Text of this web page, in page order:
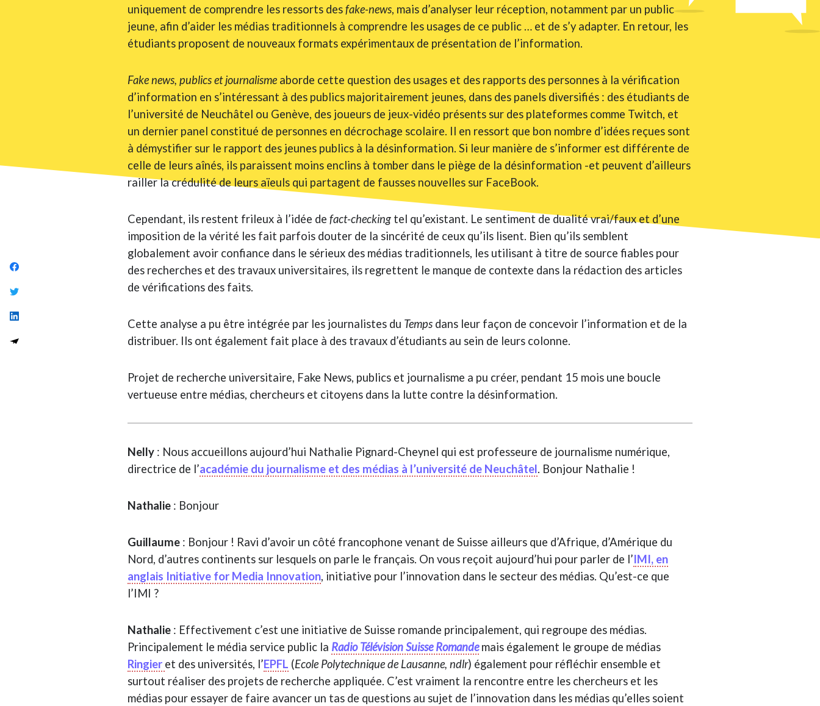
uniquement de comprendre les ressorts desfake-news, mais d’analyser leur réception, notamment par un public
jeune, afin d’aider les médias traditionnels à comprendre les usages de ce public … et de s’y adapter. En retour, les
étudiants proposent de nouveaux formats expérimentaux de présentation de l’information.
Fake news, publics et journalisme aborde cette question des usages et des rapports des personnes à la vérification
d’information en s’intéressant à des publics majoritairement jeunes, dans des panels diversifiés : des étudiants de
l’université de Neuchâtel ou Genève, des joueurs de jeux-vidéo présents sur des plateformes comme Twitch, et
un dernier panel constitué de personnes en décrochage scolaire. Il en ressort que bon nombre d’idées reçues sont
à démystifier sur le rapport des jeunes publics à la désinformation. Si leur manière de s’informer est différente de
celle de leurs aînés, ils paraissent moins enclins à tomber dans le piège de la désinformation -et peuvent d’ailleurs
railler la crédulité de leurs aïeuls qui partagent de fausses nouvelles sur FaceBook.
Cependant, ils restent frileux à l’idée de fact-checking tel qu’existant. Le sentiment de dualité vrai/faux et d’une
imposition de la vérité les fait parfois douter de la sincérité de ceux qu’ils lisent. Bien qu’ils semblent
globalement avoir confiance dans le sérieux des médias traditionnels, les utilisant à titre de source fiables pour
des recherches et des travaux universitaires, ils regrettent le manque de contexte dans la rédaction des articles
de vérifications des faits.
Cette analyse a pu être intégrée par les journalistes du Temps dans leur façon de concevoir l’information et de la
distribuer. Ils ont également fait place à des travaux d’étudiants au sein de leurs colonne.
Projet de recherche universitaire, Fake News, publics et journalisme a pu créer, pendant 15 mois une boucle
vertueuse entre médias, chercheurs et citoyens dans la lutte contre la désinformation.
Nelly : Nous accueillons aujourd’hui Nathalie Pignard-Cheynel qui est professeure de journalisme numérique,
directrice de l’académie du journalisme et des médias à l’université de Neuchâtel. Bonjour Nathalie !
Nathalie : Bonjour
Guillaume : Bonjour ! Ravi d’avoir un côté francophone venant de Suisse ailleurs que d’Afrique, d’Amérique du
Nord, d’autres continents sur lesquels on parle le français. On vous reçoit aujourd’hui pour parler de l’IMI, en
anglais Initiative for Media Innovation, initiative pour l’innovation dans le secteur des médias. Qu’est-ce que
l’IMI ?
Nathalie : Effectivement c’est une initiative de Suisse romande principalement, qui regroupe des médias.
Principalement le média service public la Radio Télévision Suisse Romandemais également le groupe de médias
Ringier et des universités, l’EPFL (Ecole Polytechnique de Lausanne, ndlr) également pour réfléchir ensemble et
surtout réaliser des projets de recherche appliquée. C’est vraiment la rencontre entre les chercheurs et les
médias pour essayer de faire avancer un tas de questions au sujet de l’innovation dans les médias qu’elles soient